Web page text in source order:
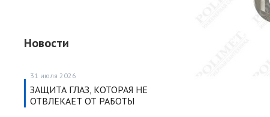
Новости
31 июля 2026
ЗАЩИТА ГЛАЗ, КОТОРАЯ НЕ
ОТВЛЕКАЕТ ОТ РАБОТЫ